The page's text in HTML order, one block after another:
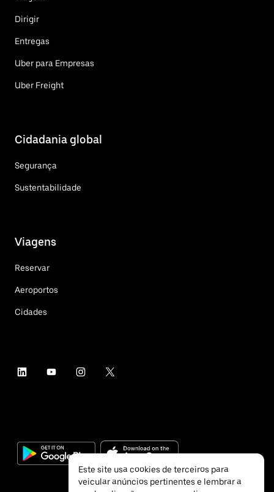
Dirigir
Entregas
Uber para Empresas
Uber Freight
Cidadania global
Segurança
Sustentabilidade
Viagens
Reservar
Aeroportos
Cidades
Este site usa cookies de terceiros para
veicular anúncios pertinentes e lembrar a